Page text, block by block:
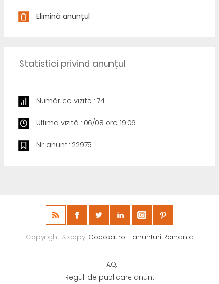
Elimină anunțul
Statistici privind anunțul
Număr de vizite : 74
Ultima vizită : 06/08 ore 19:06
Nr. anunț : 22975
Copyright & copy; Cocosat.ro - anunturi Romania
F.A.Q.
Reguli de publicare anunt